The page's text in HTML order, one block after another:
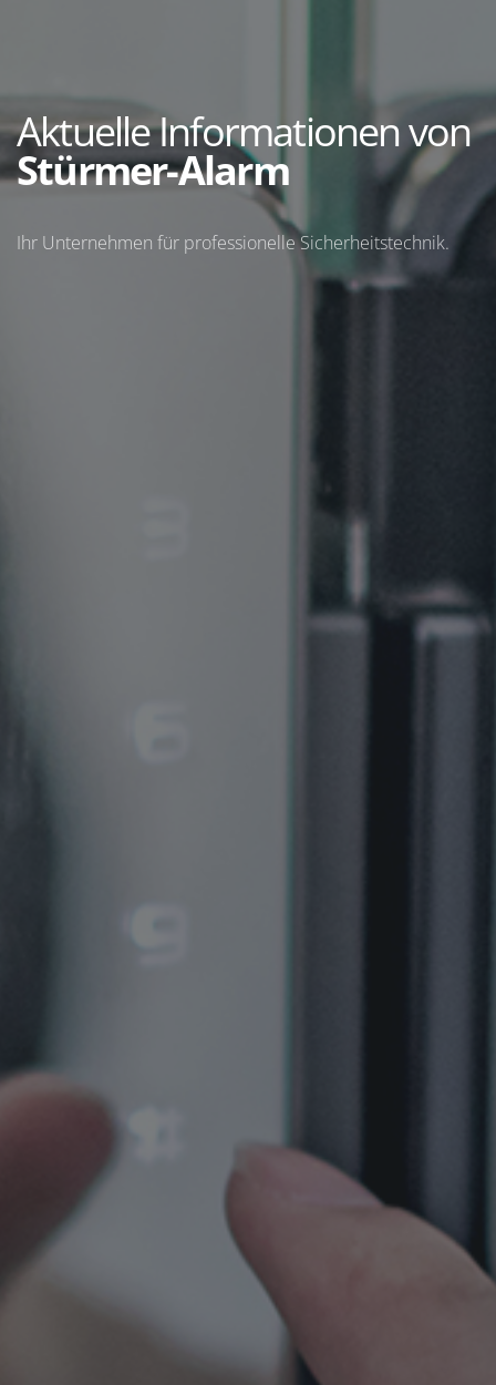
Aktuelle Informationen von
Stürmer-Alarm
Ihr Unternehmen für professionelle Sicherheitstechnik.